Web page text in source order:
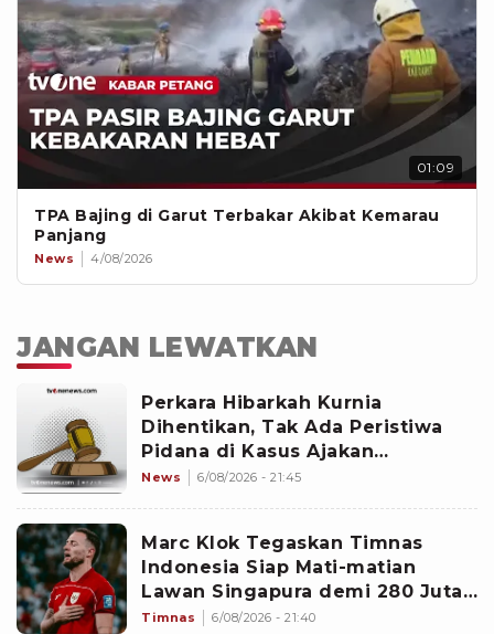
01:09
TPA Bajing di Garut Terbakar Akibat Kemarau
Panjang
News 4/08/2026
JANGAN LEWATKAN
Perkara Hibarkah Kurnia
Dihentikan, Tak Ada Peristiwa
Pidana di Kasus Ajakan
Staycation
News 6/08/2026 - 21:45
Marc Klok Tegaskan Timnas
Indonesia Siap Mati-matian
Lawan Singapura demi 280 Juta
Rakyat Indonesia
Timnas 6/08/2026 - 21:40